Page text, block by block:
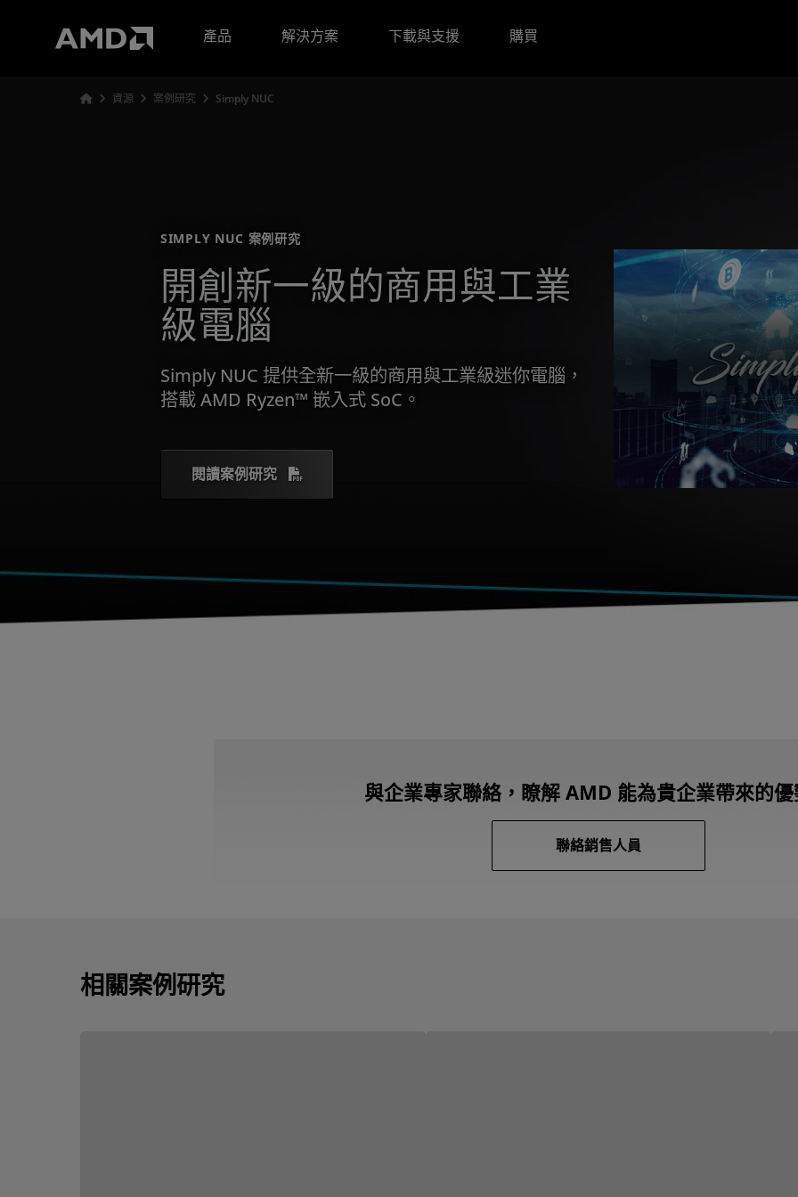
產品
解決方案 下載與支援 購買
資源 案例研究 Simply NUC
SIMPLY NUC 案例研究
開創新一級的商用與工業
級電腦
Simply NUC 提供全新一級的商用與工業級迷你電腦，
搭載 AMD Ryzen™ 嵌入式 SoC。
閱讀案例研究
與企業專家聯絡，瞭解 AMD 能為貴企業帶來的
聯絡銷售人員
相關案例研究